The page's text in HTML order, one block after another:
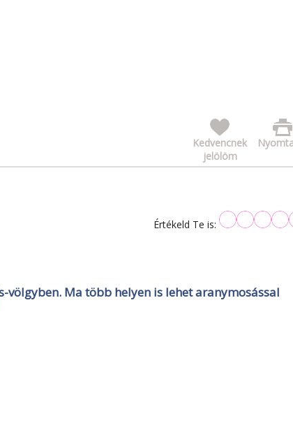
Kedvencnek
jelölöm
Értékeld Te is:
Ma több helyen is lehet aranymosással